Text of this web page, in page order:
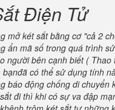
Điện Tử
mở két sắt bằng cơ "cả 2
ẩn mã số trong quá trình
người bên cạnh biết (
có thể sử dụng tính
báo động chống di
đi thì khi có sự va đập